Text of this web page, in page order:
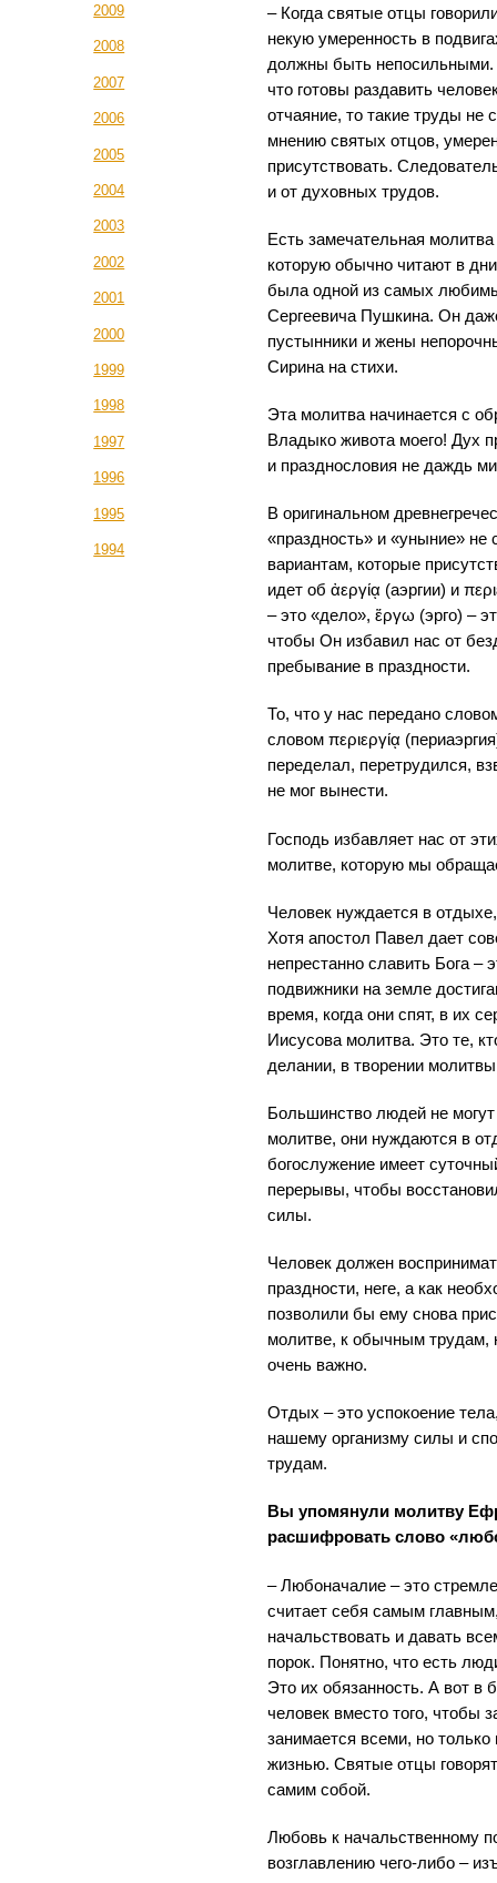
2009
2008
2007
2006
2005
2004
2003
2002
2001
2000
1999
1998
1997
1996
1995
1994
– Когда святые отцы
некую умеренность в
должны быть непосильными.
что готовы раздавить
отчаяние, то такие труды не
мнению святых отцов,
присутствовать.
и от духовных трудов.
Есть замечательная
которую обычно читают в
была одной из самых
Сергеевича Пушкина. Он
пустынники и жены
Сирина на стихи.
Эта молитва начинается с
Владыко живота моего! Дух
и празднословия не даждь
В оригинальном
«праздность» и «уныние» не
вариантам, которые
идет об ἀεργίᾳ (аэргии) и
– это «дело», ἕργω (эрго) –
чтобы Он избавил нас от
пребывание в праздности.
То, что у нас передано
словом περιεργίᾳ
переделал, перетрудился,
не мог вынести.
Господь избавляет нас от
молитве, которую мы
Человек нуждается в
Хотя апостол Павел дает
непрестанно славить Бога –
подвижники на земле
время, когда они спят, в их
Иисусова молитва. Это те,
делании, в творении
Большинство людей не
молитве, они нуждаются в
богослужение имеет
перерывы, чтобы
силы.
Человек должен
праздности, неге, а как
позволили бы ему снова
молитве, к обычным трудам,
очень важно.
Отдых – это успокоение
нашему организму силы и
трудам.
Вы упомянули молитву
расшифровать слово
– Любоначалие – это
считает себя самым
начальствовать и давать
порок. Понятно, что есть
Это их обязанность. А вот в
человек вместо того, чтобы
занимается всеми, но
жизнью. Святые отцы
самим собой.
Любовь к начальственному
возглавлению чего-либо –